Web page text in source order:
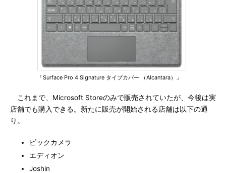
「Surface Pro 4 Signature タイプカバー （Alcantara）」
これまで、Microsoft Storeのみで販売されていたが、今後は実
店舗でも購入できる。新たに販売が開始される店舗は以下の通
り。
ビックカメラ
エディオン
Joshin